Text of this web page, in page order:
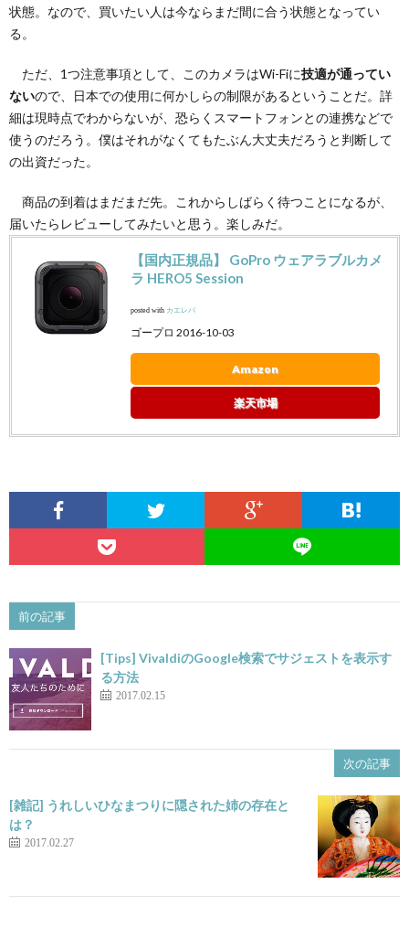
状態。なので、買いたい人は今ならまだ間に合う状態となってい
る。
ただ、1つ注意事項として、このカメラはWi-Fiに技適が通ってい
ないので、日本での使用に何かしらの制限があるということだ。詳
細は現時点でわからないが、恐らくスマートフォンとの連携などで
使うのだろう。僕はそれがなくてもたぶん大丈夫だろうと判断して
の出資だった。
商品の到着はまだまだ先。これからしばらく待つことになるが、
届いたらレビューしてみたいと思う。楽しみだ。
【国内正規品】 GoPro ウェアラブルカメ
ラ HERO5 Session
posted with カエレバ
ゴープロ 2016-10-03
Amazon
楽天市場
前の記事
[Tips] VivaldiのGoogle検索でサジェストを表示す
る方法
2017.02.15
次の記事
[雑記] うれしいひなまつりに隠された姉の存在と
は？
2017.02.27